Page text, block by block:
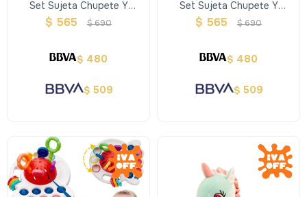
Set Sujeta Chupete Y
Sonajero Pajarito
$ 565 $690
$ 480
$ 509
Set Sujeta Chupete Y
Sonajero Nube
$ 565 $690
$ 480
$ 509